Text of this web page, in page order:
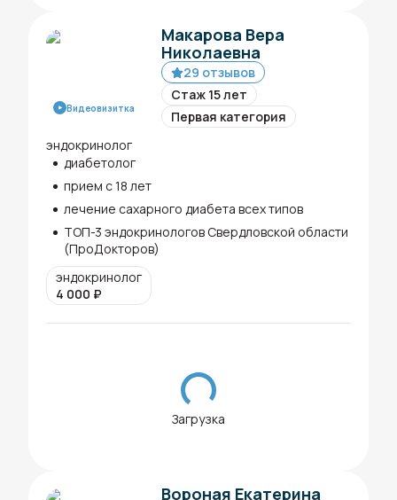
Видеовизитка
Макарова Вера
Николаевна
29 отзывов
Стаж 15 лет
Первая категория
эндокринолог
диабетолог
прием с 18 лет
лечение сахарного диабета всех типов
ТОП-3 эндокринологов Свердловской области
(ПроДокторов)
эндокринолог
4 000 ₽
Загрузка
Вороная Екатерина